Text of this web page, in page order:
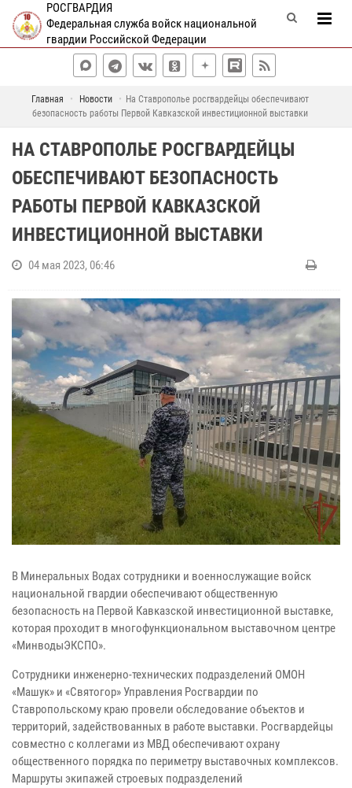
РОСГВАРДИЯ
Федеральная служба войск национальной
гвардии Российской Федерации
Главная Новости
На Ставрополье росгвардейцы обеспечивают
безопасность работы Первой Кавказской инвестиционной выставки
НА СТАВРОПОЛЬЕ РОСГВАРДЕЙЦЫ
ОБЕСПЕЧИВАЮТ БЕЗОПАСНОСТЬ
РАБОТЫ ПЕРВОЙ КАВКАЗСКОЙ
ИНВЕСТИЦИОННОЙ ВЫСТАВКИ
04 мая 2023, 06:46
В Минеральных Водах сотрудники и военнослужащие войск
национальной гвардии обеспечивают общественную
безопасность на Первой Кавказской инвестиционной выставке,
которая проходит в многофункциональном выставочном центре
«МинводыЭКСПО».
Сотрудники инженерно-технических подразделений ОМОН
«Машук» и «Святогор» Управления Росгвардии по
Ставропольскому краю провели обследование объектов и
территорий, задействованных в работе выставки. Росгвардейцы
совместно с коллегами из МВД обеспечивают охрану
общественного порядка по периметру выставочных комплексов.
Маршруты экипажей строевых подразделений